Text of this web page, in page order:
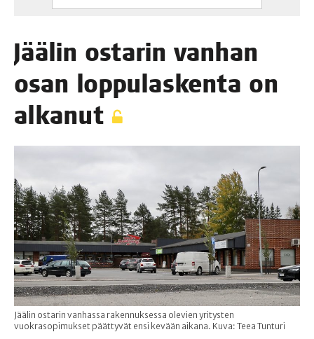
Jää­lin osta­rin van­han
osan lop­pu­las­ken­ta on
alkanut
Jäälin ostarin vanhassa rakennuksessa olevien yritysten
vuokrasopimukset päättyvät ensi kevään aikana. Kuva: Teea Tunturi